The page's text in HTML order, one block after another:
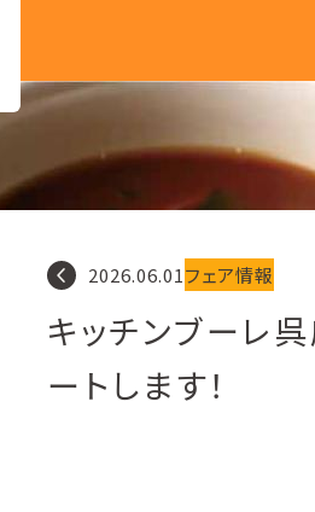
navigate_before 2026.06.01フェア情報
キッチンブーレ
ートします！